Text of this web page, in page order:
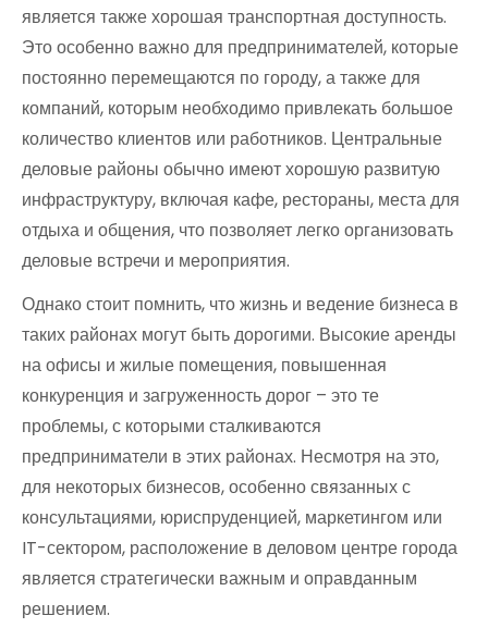
является также хорошая транспортная доступность.
Это особенно важно для предпринимателей, которые
постоянно перемещаются по городу, а также для
компаний, которым необходимо привлекать большое
количество клиентов или работников. Центральные
деловые районы обычно имеют хорошую развитую
инфраструктуру, включая кафе, рестораны, места для
отдыха и общения, что позволяет легко организовать
деловые встречи и мероприятия.
Однако стоит помнить, что жизнь и ведение бизнеса в
таких районах могут быть дорогими. Высокие аренды
на офисы и жилые помещения, повышенная
конкуренция и загруженность дорог – это те
проблемы, с которыми сталкиваются
предприниматели в этих районах. Несмотря на это,
для некоторых бизнесов, особенно связанных с
консультациями, юриспруденцией, маркетингом или
IT-сектором, расположение в деловом центре города
является стратегически важным и оправданным
решением.